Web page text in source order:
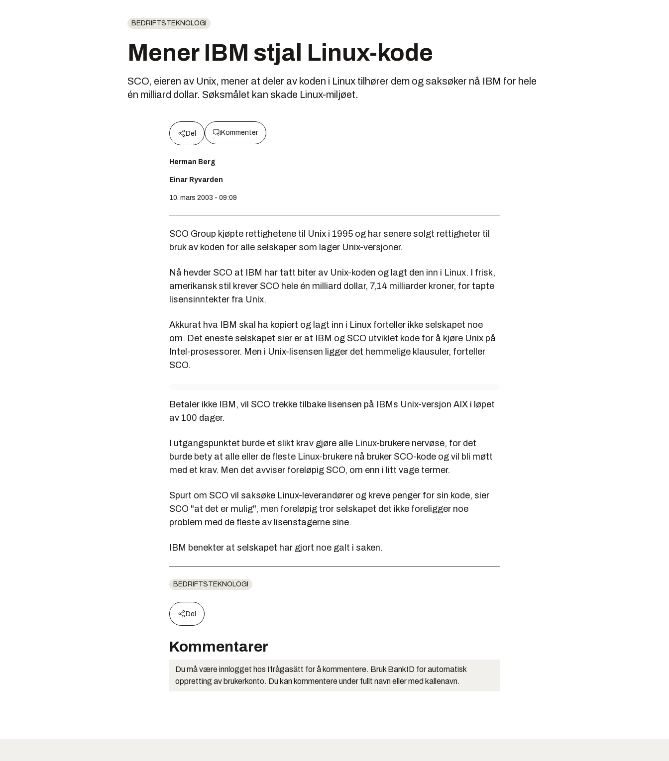
BEDRIFTSTEKNOLOGI
Mener IBM stjal Linux-kode
SCO, eieren av Unix, mener at deler av koden i Linux tilhører dem og saksøker nå IBM for hele
én milliard dollar. Søksmålet kan skade Linux-miljøet.
Del Kommenter
Herman Berg
Einar Ryvarden
10. mars 2003 - 09:09
SCO Group kjøpte rettighetene til Unix i 1995 og har senere solgt rettigheter til
bruk av koden for alle selskaper som lager Unix-versjoner.
Nå hevder SCO at IBM har tatt biter av Unix-koden og lagt den inn i Linux. I frisk,
amerikansk stil krever SCO hele én milliard dollar, 7,14 milliarder kroner, for tapte
lisensinntekter fra Unix.
Akkurat hva IBM skal ha kopiert og lagt inn i Linux forteller ikke selskapet noe
om. Det eneste selskapet sier er at IBM og SCO utviklet kode for å kjøre Unix på
Intel-prosessorer. Men i Unix-lisensen ligger det hemmelige klausuler, forteller
SCO.
Betaler ikke IBM, vil SCO trekke tilbake lisensen på IBMs Unix-versjon AIX i løpet
av 100 dager.
I utgangspunktet burde et slikt krav gjøre alle Linux-brukere nervøse, for det
burde bety at alle eller de fleste Linux-brukere nå bruker SCO-kode og vil bli møtt
med et krav. Men det avviser foreløpig SCO, om enn i litt vage termer.
Spurt om SCO vil saksøke Linux-leverandører og kreve penger for sin kode, sier
SCO "at det er mulig", men foreløpig tror selskapet det ikke foreligger noe
problem med de fleste av lisenstagerne sine.
IBM benekter at selskapet har gjort noe galt i saken.
BEDRIFTSTEKNOLOGI
Del
Kommentarer
Du må være innlogget hos Ifrågasätt for å kommentere. Bruk BankID for automatisk
oppretting av brukerkonto. Du kan kommentere under fullt navn eller med kallenavn.